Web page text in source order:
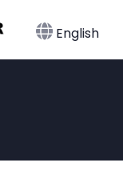
English